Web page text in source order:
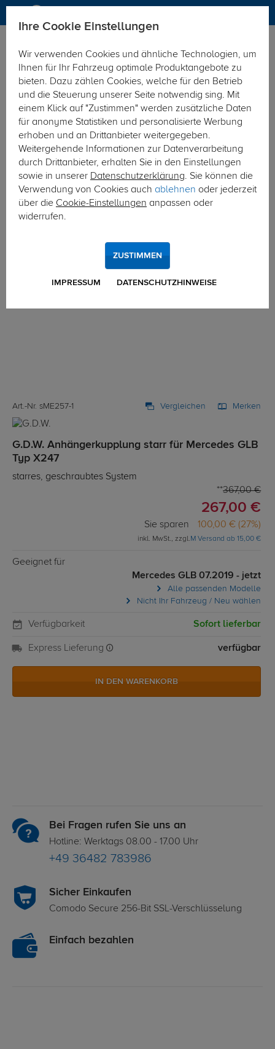
Hier geht's zur Fahrzeugübersicht: Mercedes GLB
Art.-Nr. sME257-1 Vergleichen Merken
G.D.W. Anhängerkupplung starr für Mercedes GLB
Typ X247
starres, geschraubtes System
367,00 €
267,00 €
Sie sparen 100,00 € (27%)
inkl. MwSt., zzgl.M Versand ab 15,00 €
Geeignet für
Mercedes GLB 07.2019 - jetzt
Alle passenden Modelle
Nicht Ihr Fahrzeug / Neu wählen
Verfügbarkeit Sofort lieferbar
Express Lieferung verfügbar
IN DEN WARENKORB
Bei Fragen rufen Sie uns an
Hotline: Werktags 08.00 - 17.00 Uhr
+49 36482 783986
Sicher Einkaufen
Comodo Secure 256-Bit SSL-Verschlüsselung
Einfach bezahlen
Ihre Cookie Einstellungen
Wir verwenden Cookies und ähnliche Technologien, um
Ihnen für Ihr Fahrzeug optimale Produktangebote zu
bieten. Dazu zählen Cookies, welche für den Betrieb
und die Steuerung unserer Seite notwendig sing. Mit
einem Klick auf "Zustimmen" werden zusätzliche Daten
für anonyme Statistiken und personalisierte Werbung
erhoben und an Drittanbieter weitergegeben.
Weitergehende Informationen zur Datenverarbeitung
durch Drittanbieter, erhalten Sie in den Einstellungen
sowie in unserer Datenschutzerklärung. Sie können die
Verwendung von Cookies auch ablehnen oder jederzeit
über die Cookie-Einstellungen anpassen oder
widerrufen.
IMPRESSUM DATENSCHUTZHINWEISE
ZUSTIMMEN